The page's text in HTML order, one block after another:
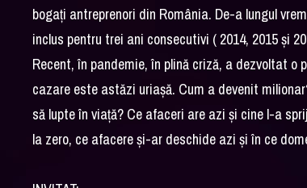
bogați antreprenori din România. De-a lungul
inclus pentru trei ani consecutivi ( 2014, 2015 și
Recent, în pandemie, în plină criză, a dezvoltat
cazare este astăzi uriașă. Cum a devenit
să lupte în viață? Ce afaceri are azi și cine l-a
la zero, ce afacere și-ar deschide azi și în ce